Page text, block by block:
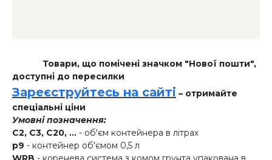
Товари, що помічені значком "Нової пошти",
доступні до пересилки
Зареєструйтесь на сайті – отримайте
спеціальні ціни
Умовні позначення:
C2, C3, C20, ... - об'єм контейнера в літрах
p9 - контейнер об'ємом 0,5 л